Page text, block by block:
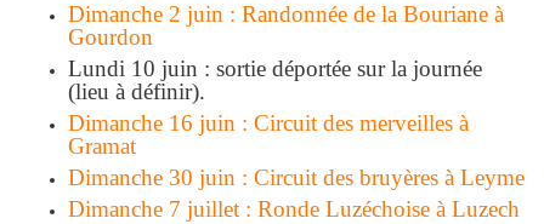
Dimanche 2 juin : Randonnée de la Bouriane à
Gourdon
Lundi 10 juin : sortie déportée sur la journée
(lieu à définir).
Dimanche 16 juin : Circuit des merveilles à
Gramat
Dimanche 30 juin : Circuit des bruyères à Leyme
Dimanche 7 juillet : Ronde Luzéchoise à Luzech